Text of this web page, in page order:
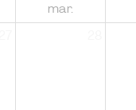
mar.